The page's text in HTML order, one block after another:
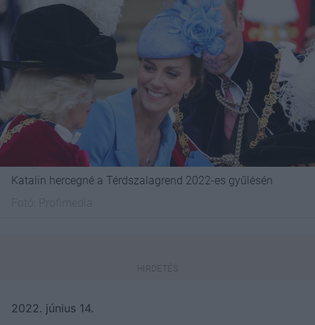
Katalin hercegné a Térdszalagrend 2022-es gyűlésén
2022. június 14.